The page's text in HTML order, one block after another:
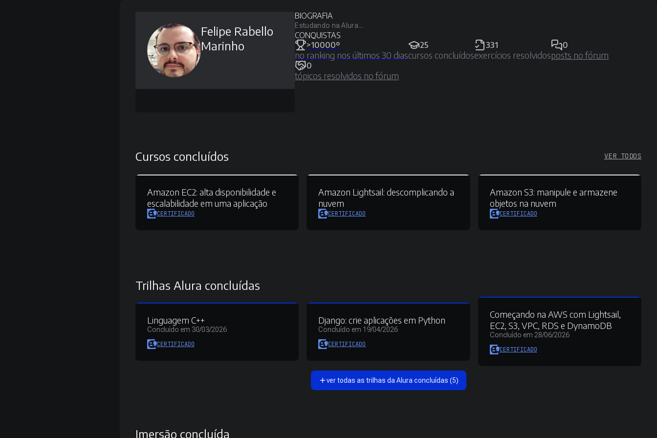
Felipe Rabello
Marinho
BIOGRAFIA
Estudando na Alura...
CONQUISTAS
>10000º
no ranking nos últimos 30 dias
25
cursos concluídos
331
exercícios resolvidos
0
posts no fórum
0
tópicos resolvidos no fórum
Cursos concluídos VER TODOS
Amazon EC2: alta disponibilidade e
escalabilidade em uma aplicação
CERTIFICADO
Amazon Lightsail: descomplicando a
nuvem
CERTIFICADO
Amazon S3: manipule e armazene
objetos na nuvem
CERTIFICADO
Trilhas Alura concluídas
Linguagem C++
Concluído em 30/03/2026
CERTIFICADO
Django: crie aplicações em Python
Concluído em 19/04/2026
CERTIFICADO
Começando na AWS com Lightsail,
EC2, S3, VPC, RDS e DynamoDB
Concluído em 28/06/2026
CERTIFICADO
ver todas as trilhas da Alura concluídas (5)
Imersão concluída